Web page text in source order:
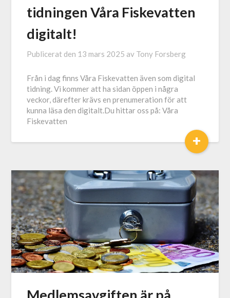
tidningen Våra Fiskevatten
digitalt!
Publicerat den 13 mars 2025 av Tony Forsberg
Från i dag finns Våra Fiskevatten även som digital
tidning. Vi kommer att ha sidan öppen i några
veckor, därefter krävs en prenumeration för att
kunna läsa den digitalt.Du hittar oss på: Våra
Fiskevatten
+